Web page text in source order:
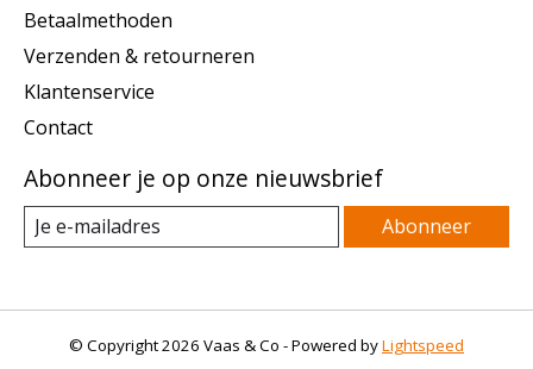
Betaalmethoden
Verzenden & retourneren
Klantenservice
Contact
Abonneer je op onze nieuwsbrief
Abonneer
© Copyright 2026 Vaas & Co - Powered byLightspeed